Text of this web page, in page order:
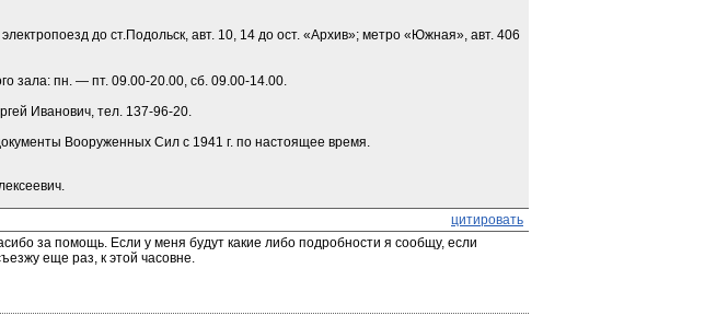
до ст.Подольск, авт. 10, 14 до ост. «Архив»; метро «Южная», авт. 406
зала: пн. — пт. 09.00-20.00, сб. 09.00-14.00.
Иванович, тел. 137-96-20.
Вооруженных Сил с 1941 г. по настоящее время.
цитировать
за помощь. Если у меня будут какие либо подробности я сообщу, если
еще раз, к этой часовне.